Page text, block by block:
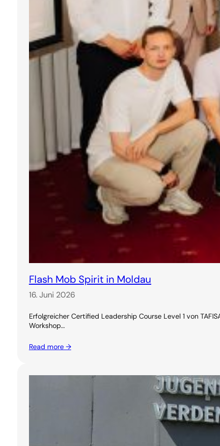
Flash Mob Spirit in Moldau
16. Juni 2026
Erfolgreicher Certified Leadership Course Level 1 von
Workshop…
Read more →